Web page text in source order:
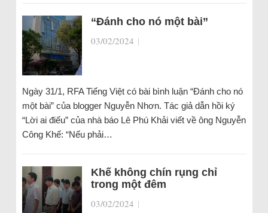
“Đánh cho nó một bài”
03/02/2024 |
Ngày 31/1, RFA Tiếng Việt có bài bình luận “Đánh cho nó
một bài” của blogger Nguyễn Nhơn. Tác giả dẫn hồi ký
“Lời ai điếu” của nhà báo Lê Phú Khải viết về ông Nguyễn
Công Khế: “Nếu phải…
Khế không chín rụng chỉ
trong một đêm
03/02/2024 |